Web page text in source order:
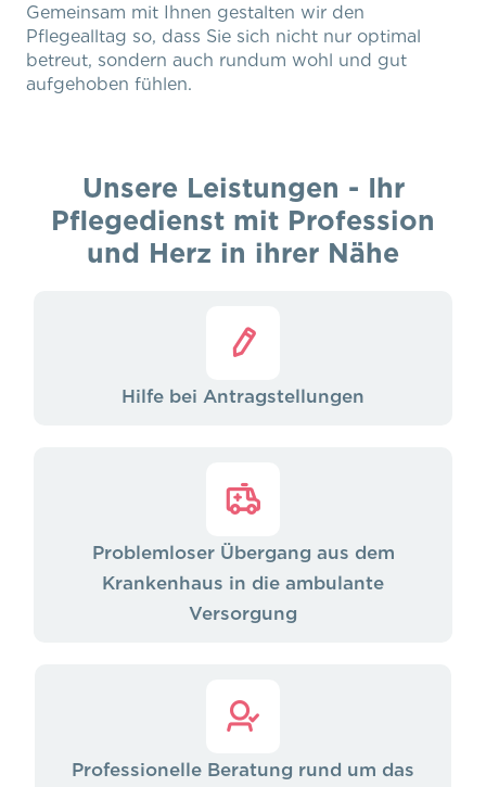
Gemeinsam mit Ihnen gestalten wir den
Pflegealltag so, dass Sie sich nicht nur optimal
betreut, sondern auch rundum wohl und gut
aufgehoben fühlen.
Unsere Leistungen - Ihr
Pflegedienst mit Profession
und Herz in ihrer Nähe
Hilfe bei Antragstellungen
Problemloser Übergang aus dem
Krankenhaus in die ambulante
Versorgung
Professionelle Beratung rund um das